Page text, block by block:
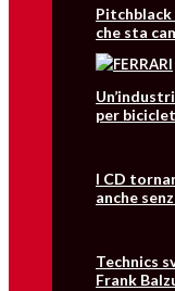
Pitchblack
che sta
per
I CD
anche
Technics
Frank